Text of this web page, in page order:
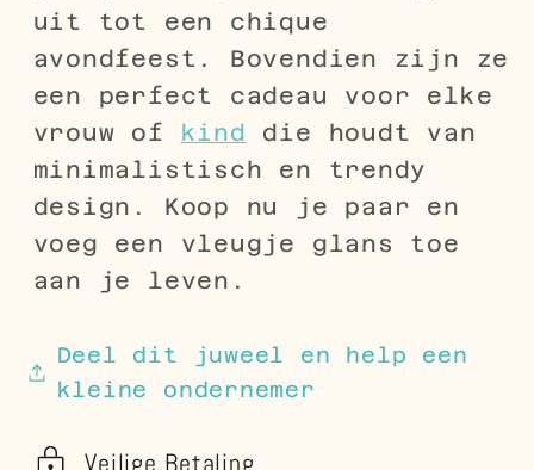
uit tot een chique
avondfeest. Bovendien zijn ze
een perfect cadeau voor elke
vrouw of kind die houdt van
minimalistisch en trendy
design. Koop nu je paar en
voeg een vleugje glans toe
aan je leven.
Deel dit juweel en help een
kleine ondernemer
Veilige Betaling